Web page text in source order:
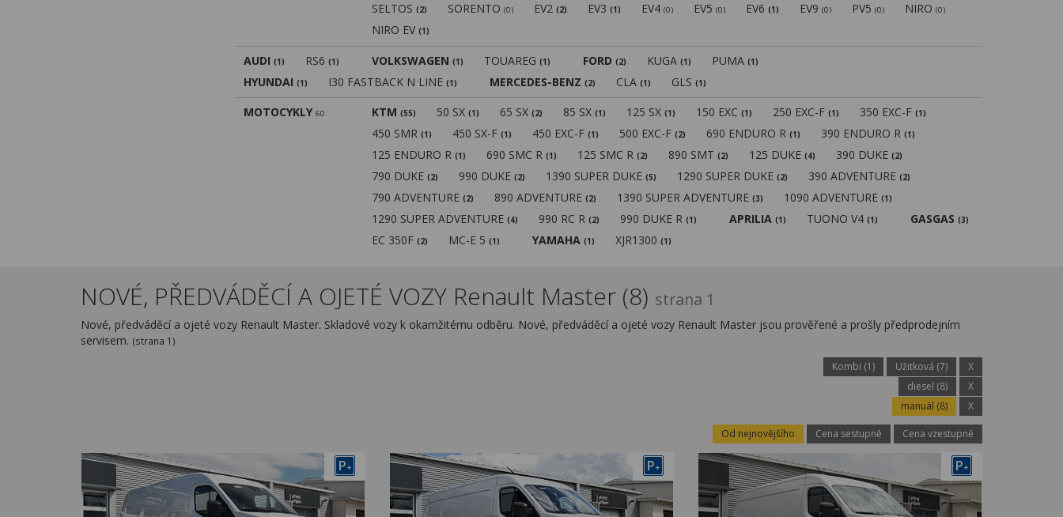
SELTOS(2) SORENTO(0) EV2(2) EV3(1) EV4(0) EV5(0) EV6(1) EV9(0) PV5(0) NIRO(0)
NIRO EV(1)
AUDI (1) RS6 (1) VOLKSWAGEN (1) TOUAREG (1) FORD (2) KUGA (1) PUMA (1)
HYUNDAI (1) I30 FASTBACK N LINE (1) MERCEDES-BENZ (2) CLA (1) GLS (1)
MOTOCYKLY 60 KTM (55) 50 SX(1) 65 SX(2) 85 SX(1) 125 SX(1) 150 EXC(1) 250 EXC-F(1) 350 EXC-F(1)
450 SMR(1) 450 SX-F(1) 450 EXC-F(1) 500 EXC-F(2) 690 ENDURO R(1) 390 ENDURO R(1)
125 ENDURO R(1) 690 SMC R(1) 125 SMC R(2) 890 SMT(2) 125 DUKE(4) 390 DUKE(2)
790 DUKE(2) 990 DUKE(2) 1390 SUPER DUKE(5) 1290 SUPER DUKE(2) 390 ADVENTURE(2)
790 ADVENTURE(2) 890 ADVENTURE(2) 1390 SUPER ADVENTURE(3) 1090 ADVENTURE(1)
1290 SUPER ADVENTURE(4) 990 RC R(2) 990 DUKE R(1) APRILIA (1) TUONO V4(1) GASGAS (3)
EC 350F(2) MC-E 5(1) YAMAHA (1) XJR1300(1)
NOVÉ, PŘEDVÁDĚCÍ A OJETÉ VOZY Renault Master (8) strana 1
Nové, předváděcí a ojeté vozy Renault Master. Skladové vozy k okamžitému odběru. Nové, předváděcí a ojeté vozy Renault Master jsou prověřené a prošly předprodejním
servisem. (strana 1)
Kombi (1) Užitková (7)
X
diesel (8)
X
manuál (8)
X
Od nejnovějšího Cena sestupně Cena vzestupně
P+ P+ P+